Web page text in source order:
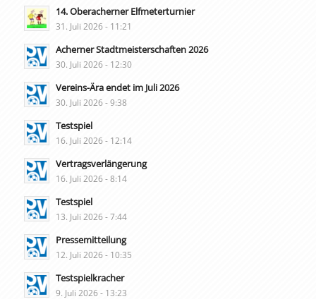
14. Oberacherner Elfmeterturnier
31. Juli 2026 - 11:21
Acherner Stadtmeisterschaften 2026
30. Juli 2026 - 12:30
Vereins-Ära endet im Juli 2026
30. Juli 2026 - 9:38
Testspiel
16. Juli 2026 - 12:14
Vertragsverlängerung
16. Juli 2026 - 8:14
Testspiel
13. Juli 2026 - 7:44
Pressemitteilung
12. Juli 2026 - 10:35
Testspielkracher
9. Juli 2026 - 13:23